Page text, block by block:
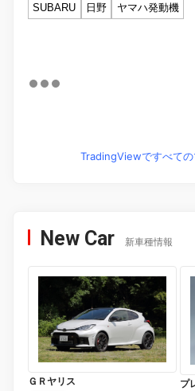
SUBARU
日野 ヤマハ発動機
TradingViewですべて
New Car 新車種情報
ＧＲヤリス プ